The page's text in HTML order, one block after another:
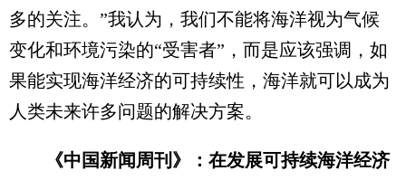
多的关注。”我认为，我们不能将海洋视为气候
变化和环境污染的“受害者”，而是应该强调，如
果能实现海洋经济的可持续性，海洋就可以成为
人类未来许多问题的解决方案。
《中国新闻周刊》：在发展可持续海洋经济